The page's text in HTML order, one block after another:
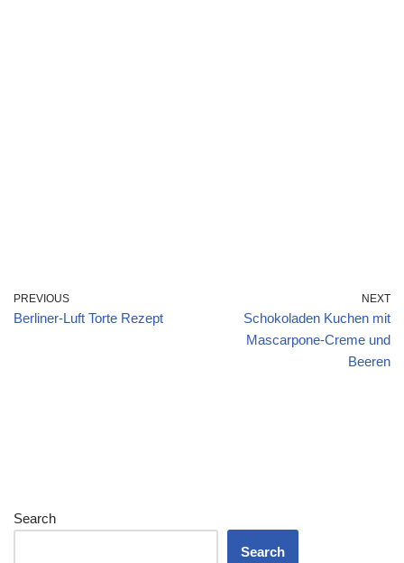
PREVIOUS
Berliner-Luft Torte Rezept
NEXT
Schokoladen Kuchen mit
Mascarpone-Creme und
Beeren
Search
Search